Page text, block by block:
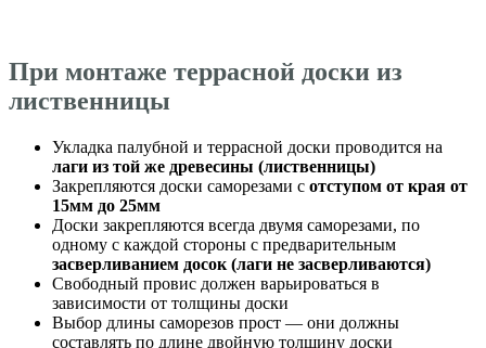
При монтаже террасной доски из
лиственницы
Укладка палубной и террасной доски проводится на
лаги из той же древесины (лиственницы)
Закрепляются доски саморезами с отступом от края от
15мм до 25мм
Доски закрепляются всегда двумя саморезами, по
одному с каждой стороны с предварительным
засверливанием досок (лаги не засверливаются)
Свободный провис должен варьироваться в
зависимости от толщины доски
Выбор длины саморезов прост — они должны
составлять по длине двойную толщину доски